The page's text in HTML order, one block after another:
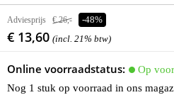
Adviesprijs € 26,- -48%
€ 13,60 (incl. 21% btw)
Online voorraadstatus:
Op
Nog 1 stuk op voorraad in ons